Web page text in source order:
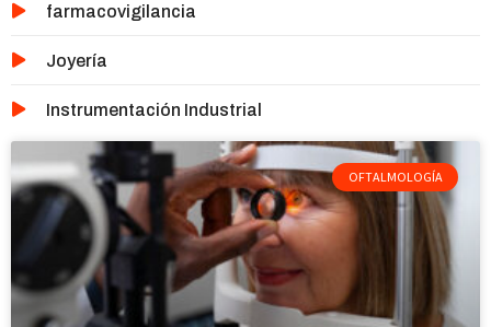
farmacovigilancia
Joyería
Instrumentación Industrial
OFTALMOLOGÍA